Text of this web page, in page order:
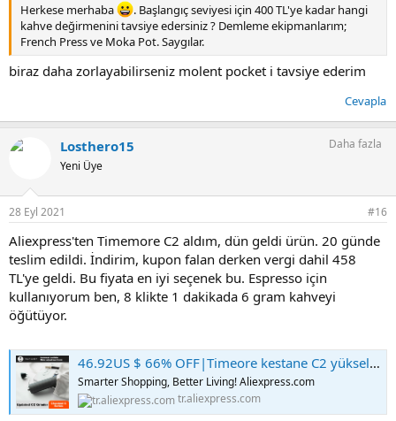
Herkese merhaba
. Başlangıç seviyesi için 400 TL'ye kadar hangi
kahve değirmenini tavsiye edersiniz ? Demleme ekipmanlarım;
French Press ve Moka Pot. Saygılar.
biraz daha zorlayabilirseniz molent pocket i tavsiye ederim
Cevapla
Losthero15
Yeni Üye
Daha fazla
28 Eyl 2021 #16
Aliexpress'ten Timemore C2 aldım, dün geldi ürün. 20 günde
teslim edildi. İndirim, kupon falan derken vergi dahil 458
TL'ye geldi. Bu fiyata en iyi seçenek bu. Espresso için
kullanıyorum ben, 8 klikte 1 dakikada 6 gram kahveyi
öğütüyor.
46.92US $ 66% OFF|Timeore kestane C2 yükseltme manuel kahve değirmeni taşınabilir yüksek kaliteli el değirmeni ile çift rulman konumlandırma|Manuel Kahve Öğütücüler| - AliExpress
Smarter Shopping, Better Living! Aliexpress.com
tr.aliexpress.com